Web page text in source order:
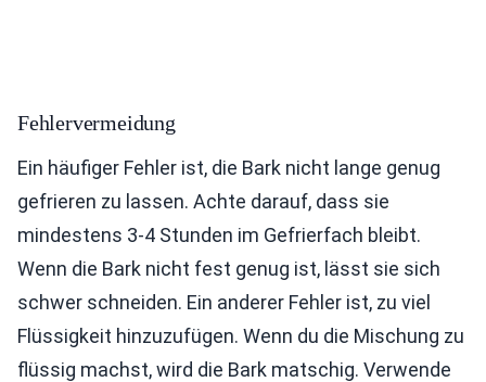
Fehlervermeidung
Ein häufiger Fehler ist, die Bark nicht lange genug
gefrieren zu lassen. Achte darauf, dass sie
mindestens 3-4 Stunden im Gefrierfach bleibt.
Wenn die Bark nicht fest genug ist, lässt sie sich
schwer schneiden. Ein anderer Fehler ist, zu viel
Flüssigkeit hinzuzufügen. Wenn du die Mischung zu
flüssig machst, wird die Bark matschig. Verwende